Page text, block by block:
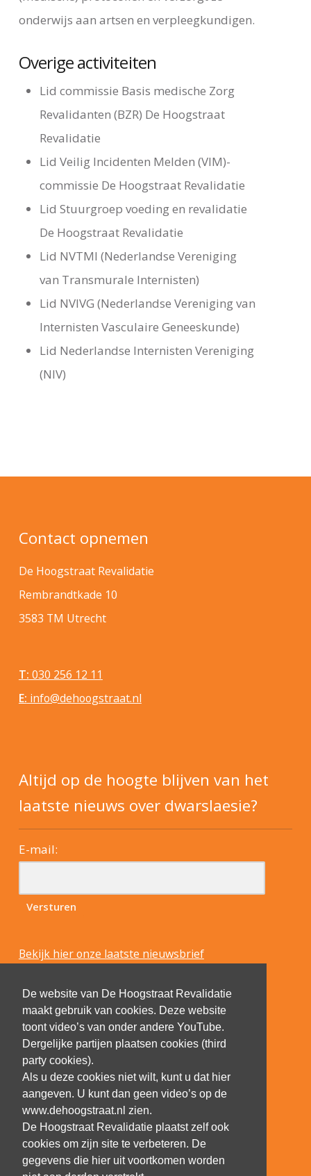
De website van De Hoogstraat Revalidatie
maakt gebruik van cookies. Deze website
toont video’s van onder andere YouTube.
Dergelijke partijen plaatsen cookies (third
party cookies).
Als u deze cookies niet wilt, kunt u dat hier
aangeven. U kunt dan geen video’s op de
www.dehoogstraat.nl zien.
De Hoogstraat Revalidatie plaatst zelf ook
cookies om zijn site te verbeteren. De
gegevens die hier uit voortkomen worden
onderwijs aan artsen en verpleegkundigen.
Overige activiteiten
Lid commissie Basis medische Zorg
Revalidanten (BZR) De Hoogstraat
Revalidatie
Lid Veilig Incidenten Melden (VIM)-
commissie De Hoogstraat Revalidatie
Lid Stuurgroep voeding en revalidatie
De Hoogstraat Revalidatie
Lid NVTMI (Nederlandse Vereniging
van Transmurale Internisten)
Lid NVIVG (Nederlandse Vereniging van
Internisten Vasculaire Geneeskunde)
Lid Nederlandse Internisten Vereniging
(NIV)
Contact opnemen
De Hoogstraat Revalidatie
Rembrandtkade 10
3583 TM Utrecht
T: 030 256 12 11
E: info@dehoogstraat.nl
Altijd op de hoogte blijven van het
laatste nieuws over dwarslaesie?
E-mail:
Bekijk hier onze laatste nieuwsbrief